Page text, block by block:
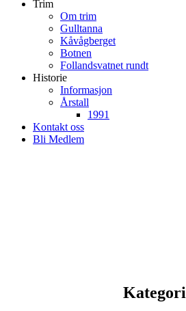
Trim
Om trim
Gulltanna
Kåvågberget
Botnen
Follandsvatnet rundt
Historie
Informasjon
Årstall
1991
Kontakt oss
Bli Medlem
Kategori